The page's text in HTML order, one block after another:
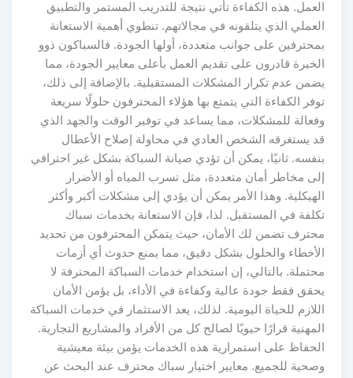
العمل. هذه الكفاءة تأتي نتيجة للتدريب المستمر والتطبيق
العملي الذي يتلقونه في مجالاتهم. تنطوي أهمية الاستعانة
بمحترفين على جوانب متعددة، أولها الجودة. فالسباكون ذوو
الخبرة قادرون على تقديم العمل بأعلى معايير الجودة، مما
يضمن عدم تكرار المشكلات المستقبلية. بالإضافة إلى ذلك،
توفر الكفاءة التي يتمتع بها هؤلاء المحترفون حلولًا سريعة
وفعالة للمشكلات، مما يساعد في توفير الوقت والجهد الذي
قد يستغرقه الشخص العادي في محاولة إصلاح الأعطال
بنفسه. ثانيًا، يمكن أن تؤدي صيانة السباكة بشكل غير احترافي
إلى مخاطر أمان متعددة، مثل تسرب المياه أو الأضرار
الهيكلية. وهذا الأمر يمكن أن يؤدي إلى مشكلات أكبر وأكثر
تكلفة في المستقبل. لذا، فإن الاستعانة بخدمات سباك
محترف تضمن لك الأمان، حيث يتمكن المحترفون من تحديد
الأخطاء والحلول بشكل دقيق، مما يمنع حدوث أي أزمات
محتملة. بالتالي، إن استخدام خدمات السباكة المحترفة لا
يحقق فقط جودة عالية وكفاءة في الأداء، بل يؤمن الأمان
اللازم للحياة اليومية. لذلك، يعد الاستثمار في خدمات السباكة
المهنية قرارًا حيويًا لصالح كل من الأفراد والمشاريع التجارية.
الحفاظ على استمرارية هذه الخدمات يؤمن بيئة معيشية
وصحية للجميع. معايير اختيار سباك محترف عند البحث عن